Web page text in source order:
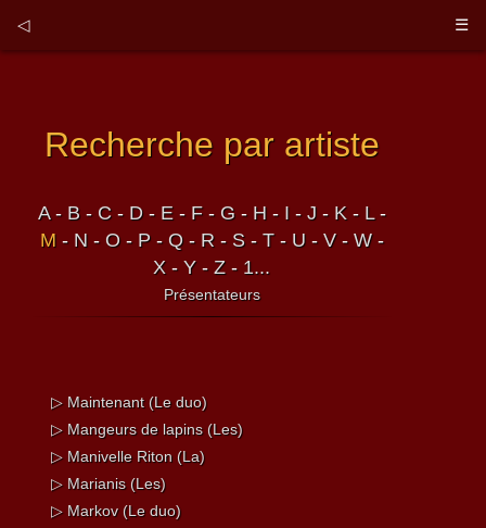
◁ ☰
Recherche par artiste
A- B- C- D- E- F- G- H- I- J- K- L-
M- N- O- P- Q- R- S- T- U- V- W-
X -Y-Z - 1...
Présentateurs
▷ Maintenant (Le duo)
▷ Mangeurs de lapins (Les)
▷ Manivelle Riton (La)
▷ Marianis (Les)
▷ Markov (Le duo)